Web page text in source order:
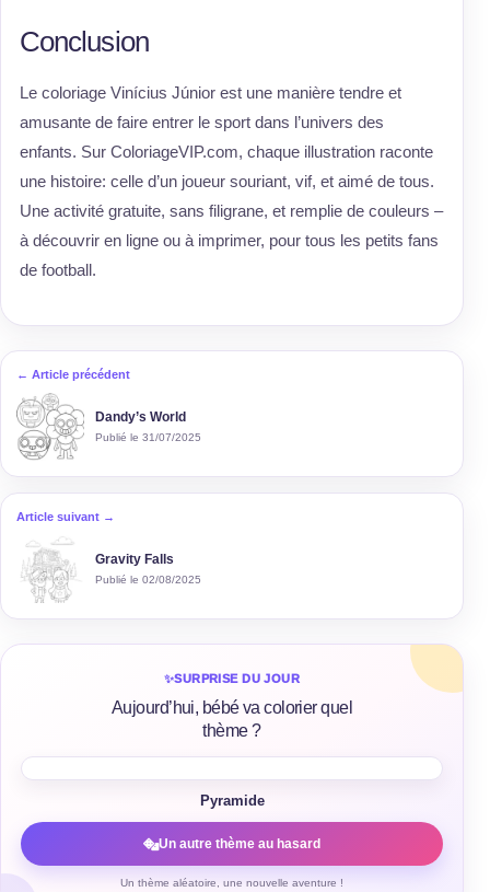
Conclusion
Le coloriage Vinícius Júnior est une manière tendre et
amusante de faire entrer le sport dans l’univers des
enfants. Sur ColoriageVIP.com, chaque illustration raconte
une histoire: celle d’un joueur souriant, vif, et aimé de tous.
Une activité gratuite, sans filigrane, et remplie de couleurs –
à découvrir en ligne ou à imprimer, pour tous les petits fans
de football.
← Article précédent
Dandy’s World
Publié le 31/07/2025
Article suivant →
Gravity Falls
Publié le 02/08/2025
✨SURPRISE DU JOUR
Aujourd’hui, bébé va colorier quel
thème ?
Pyramide
Un autre thème au hasard
Un thème aléatoire, une nouvelle aventure !